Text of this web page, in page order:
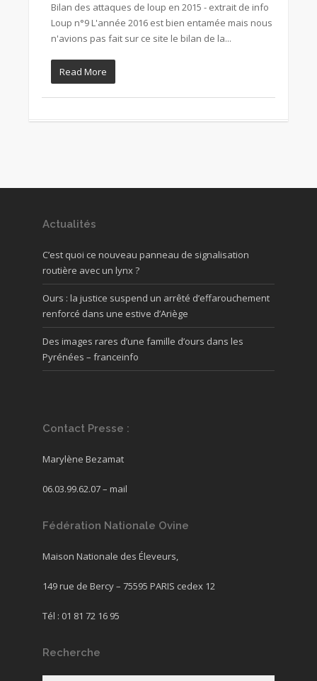
Bilan des attaques de loup en 2015 - extrait de info
Loup n°9 L'année 2016 est bien entamée mais nous
n'avions pas fait sur ce site le bilan de la...
Read More
Actualités
C’est quoi ce nouveau panneau de signalisation
routière avec un lynx ?
Ours : la justice suspend un arrêté d’effarouchement
renforcé dans une estive d’Ariège
Des images rares d’une famille d’ours dans les
Pyrénées – franceinfo
Contact Presse :
Marylène Bezamat
06.03.99.62.07 – mail
Fédération Nationale Ovine
Maison Nationale des Éleveurs,
149 rue de Bercy – 75595 PARIS cedex 12
Tél : 01 81 72 16 95
Recherche